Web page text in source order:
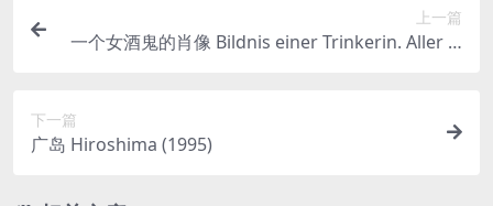
上一篇
一个女酒鬼的肖像 Bildnis einer Trinkerin. Aller ja
下一篇
广岛 Hiroshima (1995)